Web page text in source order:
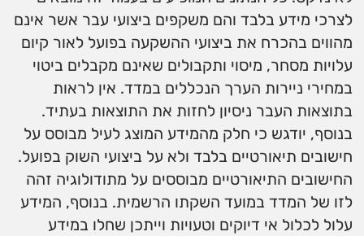
לצרכי מידע בלבד והם משקפים ביצועי עבר אשר אינם
מהווים בהכרח את ביצועי ההשקעה בפועל לאור קיום
עלויות מסחר, מיסוי ותקבולים שאינם מקבלים ביטוי
במחירי ניירות הערך הנכללים במדד. אין לראות
בתוצאות העבר ניסיון לחזות את התוצאות בעתיד.
בנוסף, יודגש כי חלק מהמידע המוצג לעיל מבוסס על
חישובים תיאורטיים בלבד ולא על ביצועי השוק בפועל.
החישובים התיאורטיים מבוססים על מתודולוגיה זהה
לזו של המדד במועד השקתו הרשמית. בנוסף, המידע
עלול לכלול אי דיוקים וטעויות וייתכן שחלו במידע